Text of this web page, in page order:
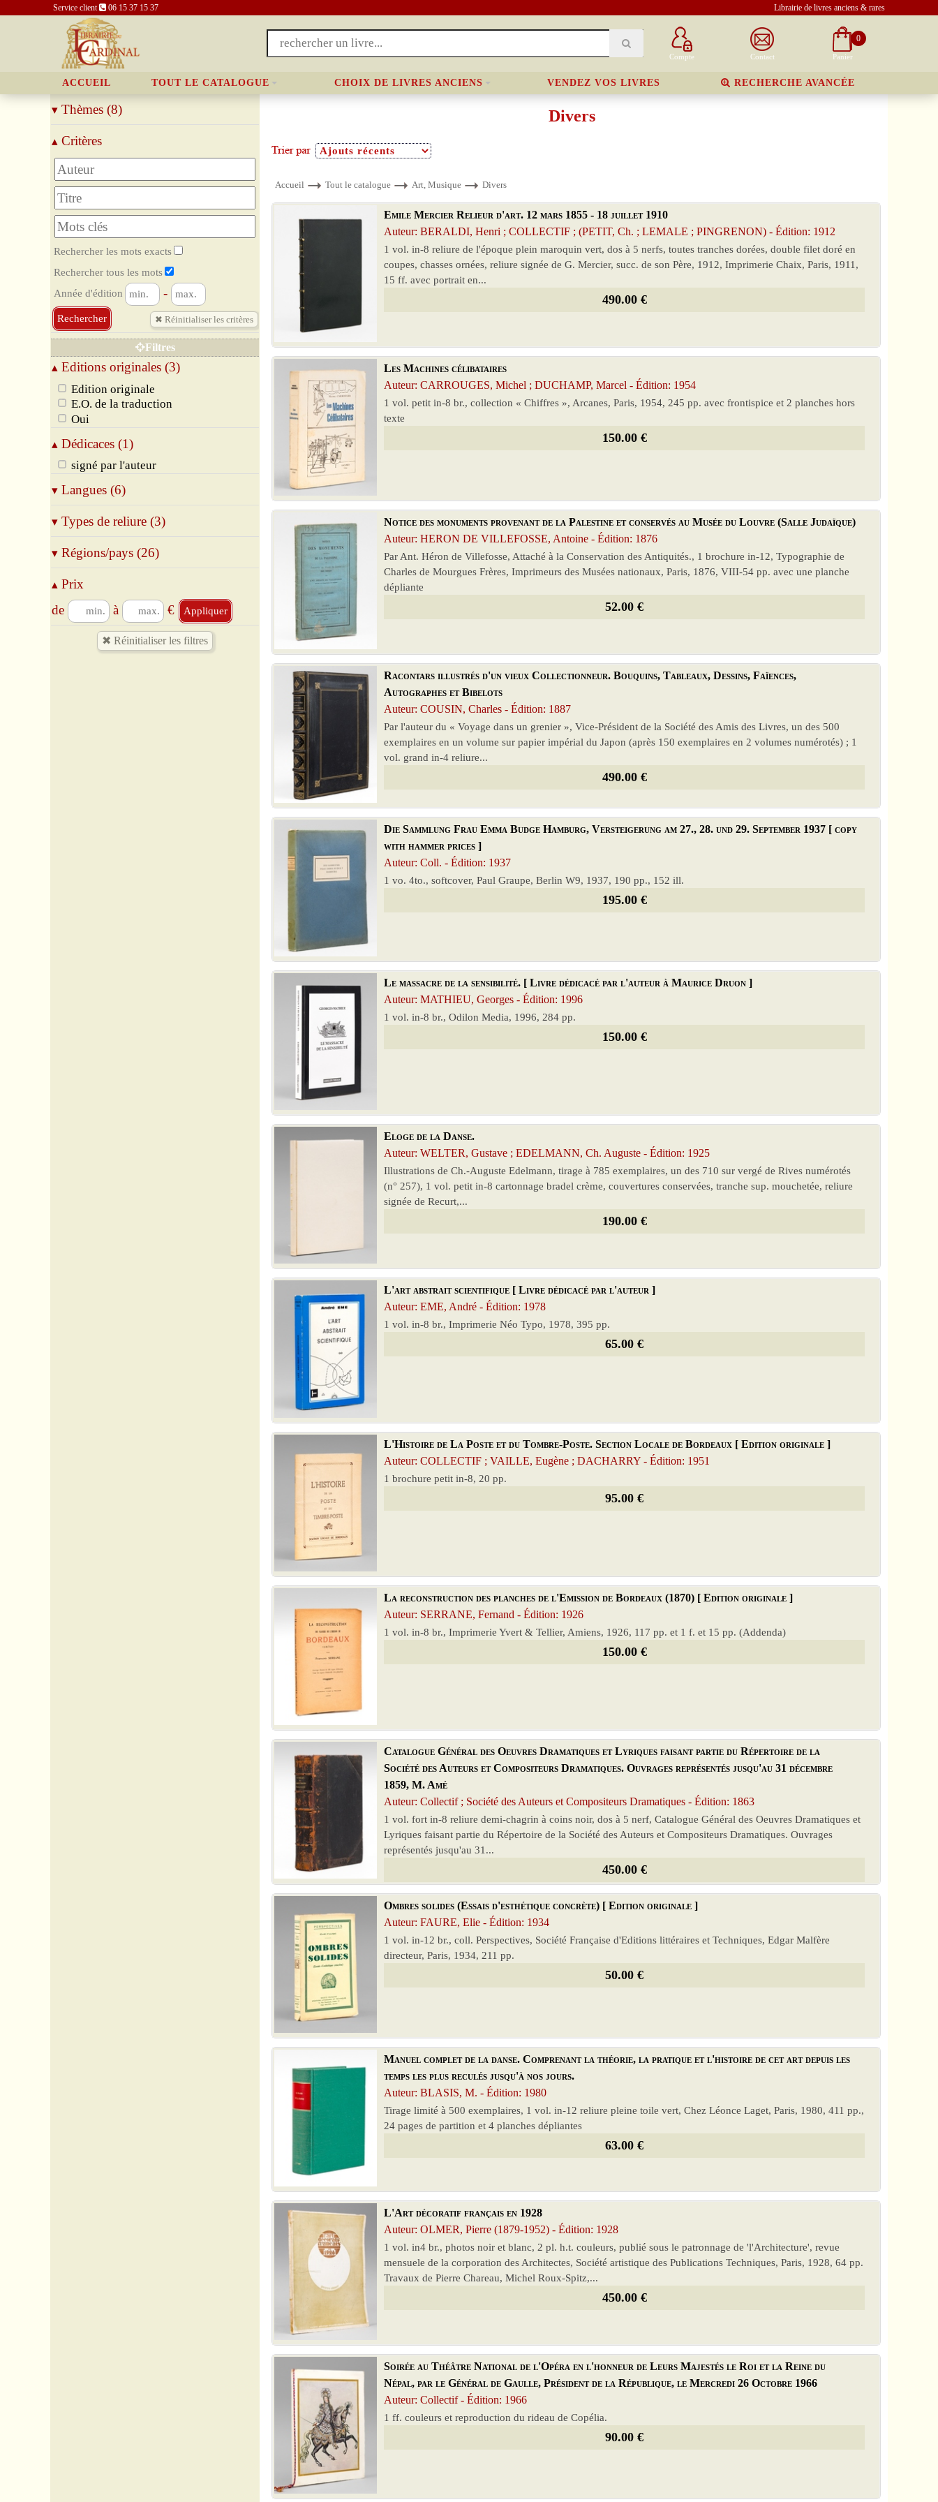
Service client 06 15 37 15 37 Librairie de livres anciens & rares
Compte Contact
0
Panier
ACCUEIL TOUT LE CATALOGUE CHOIX DE LIVRES ANCIENS VENDEZ VOS LIVRES RECHERCHE AVANCÉE
▾ Thèmes (8)
Peinture
Sculpture
Musique
Décoration, Mode
Photographies, Cinéma
Numismatique
Divers
▴ Critères
Rechercher les mots exacts
Rechercher tous les mots
Année d'édition
-
Filtres
▴ Editions originales (3)
Edition originale
E.O. de la traduction
Oui
▴ Dédicaces (1)
signé par l'auteur
▾ Langues (6)
Anglais
Français
Portugais
▾ Types de reliure (3)
Relié
▾ Régions/pays (26)
14 Calvados
33 Gironde
37 Indre-et-Loire
59 Nord
63 Puy-de-Dôme
▴ Prix
de
à €
Divers
Accueil Tout le catalogue Art, Musique Divers
Emile Mercier Relieur d'art. 12 mars 1855 - 18 juillet 1910
Auteur: BERALDI, Henri ; COLLECTIF ; (PETIT, Ch. ; LEMALE ; PINGRENON) - Édition: 1912
1 vol. in-8 reliure de l'époque plein maroquin vert, dos à 5 nerfs, toutes tranches dorées, double filet doré en
coupes, chasses ornées, reliure signée de G. Mercier, succ. de son Père, 1912, Imprimerie Chaix, Paris, 1911,
15 ff. avec portrait en...
490.00 €
Les Machines célibataires
Auteur: CARROUGES, Michel ; DUCHAMP, Marcel - Édition: 1954
1 vol. petit in-8 br., collection « Chiffres », Arcanes, Paris, 1954, 245 pp. avec frontispice et 2 planches hors
texte
150.00 €
Notice des monuments provenant de la Palestine et conservés au Musée du Louvre (Salle Judaïque)
Auteur: HERON DE VILLEFOSSE, Antoine - Édition: 1876
Par Ant. Héron de Villefosse, Attaché à la Conservation des Antiquités., 1 brochure in-12, Typographie de
Charles de Mourgues Frères, Imprimeurs des Musées nationaux, Paris, 1876, VIII-54 pp. avec une planche
dépliante
52.00 €
Racontars illustrés d'un vieux Collectionneur. Bouquins, Tableaux, Dessins, Faïences,
Autographes et Bibelots
Auteur: COUSIN, Charles - Édition: 1887
Par l'auteur du « Voyage dans un grenier », Vice-Président de la Société des Amis des Livres, un des 500
exemplaires en un volume sur papier impérial du Japon (après 150 exemplaires en 2 volumes numérotés) ; 1
vol. grand in-4 reliure...
490.00 €
Die Sammlung Frau Emma Budge Hamburg, Versteigerung am 27., 28. und 29. September 1937 [ copy
with hammer prices ]
Auteur: Coll. - Édition: 1937
1 vo. 4to., softcover, Paul Graupe, Berlin W9, 1937, 190 pp., 152 ill.
195.00 €
Le massacre de la sensibilité. [ Livre dédicacé par l'auteur à Maurice Druon ]
Auteur: MATHIEU, Georges - Édition: 1996
1 vol. in-8 br., Odilon Media, 1996, 284 pp.
150.00 €
Eloge de la Danse.
Auteur: WELTER, Gustave ; EDELMANN, Ch. Auguste - Édition: 1925
Illustrations de Ch.-Auguste Edelmann, tirage à 785 exemplaires, un des 710 sur vergé de Rives numérotés
(n° 257), 1 vol. petit in-8 cartonnage bradel crème, couvertures conservées, tranche sup. mouchetée, reliure
signée de Recurt,...
190.00 €
L'art abstrait scientifique [ Livre dédicacé par l'auteur ]
Auteur: EME, André - Édition: 1978
1 vol. in-8 br., Imprimerie Néo Typo, 1978, 395 pp.
65.00 €
L'Histoire de La Poste et du Tombre-Poste. Section Locale de Bordeaux [ Edition originale ]
Auteur: COLLECTIF ; VAILLE, Eugène ; DACHARRY - Édition: 1951
1 brochure petit in-8, 20 pp.
95.00 €
La reconstruction des planches de l'Emission de Bordeaux (1870) [ Edition originale ]
Auteur: SERRANE, Fernand - Édition: 1926
1 vol. in-8 br., Imprimerie Yvert & Tellier, Amiens, 1926, 117 pp. et 1 f. et 15 pp. (Addenda)
150.00 €
Catalogue Général des Oeuvres Dramatiques et Lyriques faisant partie du Répertoire de la
Société des Auteurs et Compositeurs Dramatiques. Ouvrages représentés jusqu'au 31 décembre
1859, M. Amé
Auteur: Collectif ; Société des Auteurs et Compositeurs Dramatiques - Édition: 1863
1 vol. fort in-8 reliure demi-chagrin à coins noir, dos à 5 nerf, Catalogue Général des Oeuvres Dramatiques et
Lyriques faisant partie du Répertoire de la Société des Auteurs et Compositeurs Dramatiques. Ouvrages
représentés jusqu'au 31...
450.00 €
Ombres solides (Essais d'esthétique concrète) [ Edition originale ]
Auteur: FAURE, Elie - Édition: 1934
1 vol. in-12 br., coll. Perspectives, Société Française d'Editions littéraires et Techniques, Edgar Malfère
directeur, Paris, 1934, 211 pp.
50.00 €
Manuel complet de la danse. Comprenant la théorie, la pratique et l'histoire de cet art depuis les
temps les plus reculés jusqu'à nos jours.
Auteur: BLASIS, M. - Édition: 1980
Tirage limité à 500 exemplaires, 1 vol. in-12 reliure pleine toile vert, Chez Léonce Laget, Paris, 1980, 411 pp.,
24 pages de partition et 4 planches dépliantes
63.00 €
L'Art décoratif français en 1928
Auteur: OLMER, Pierre (1879-1952) - Édition: 1928
1 vol. in4 br., photos noir et blanc, 2 pl. h.t. couleurs, publié sous le patronnage de 'l'Architecture', revue
mensuele de la corporation des Architectes, Société artistique des Publications Techniques, Paris, 1928, 64 pp.
Travaux de Pierre Chareau, Michel Roux-Spitz,...
450.00 €
Soirée au Théâtre National de l'Opéra en l'honneur de Leurs Majestés le Roi et la Reine du
Népal, par le Général de Gaulle, Président de la République, le Mercredi 26 Octobre 1966
Auteur: Collectif - Édition: 1966
1 ff. couleurs et reproduction du rideau de Copélia.
90.00 €